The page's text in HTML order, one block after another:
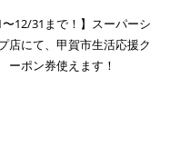
〜12/31まで！】スーパーシ
店にて、甲賀市生活応援ク
ーポン券使えます！